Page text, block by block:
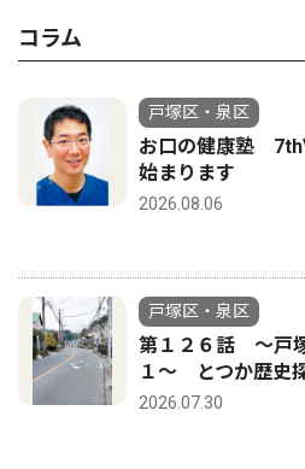
コラム
戸塚区・泉区
お口の健康塾
始まります
2026.08.06
戸塚区・泉区
第１２６話 〜戸
１〜 とつか歴史
2026.07.30